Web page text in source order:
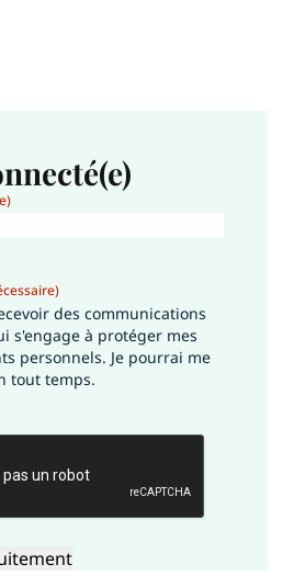
des communications
s'engage à protéger mes
personnels. Je pourrai me
tout temps.